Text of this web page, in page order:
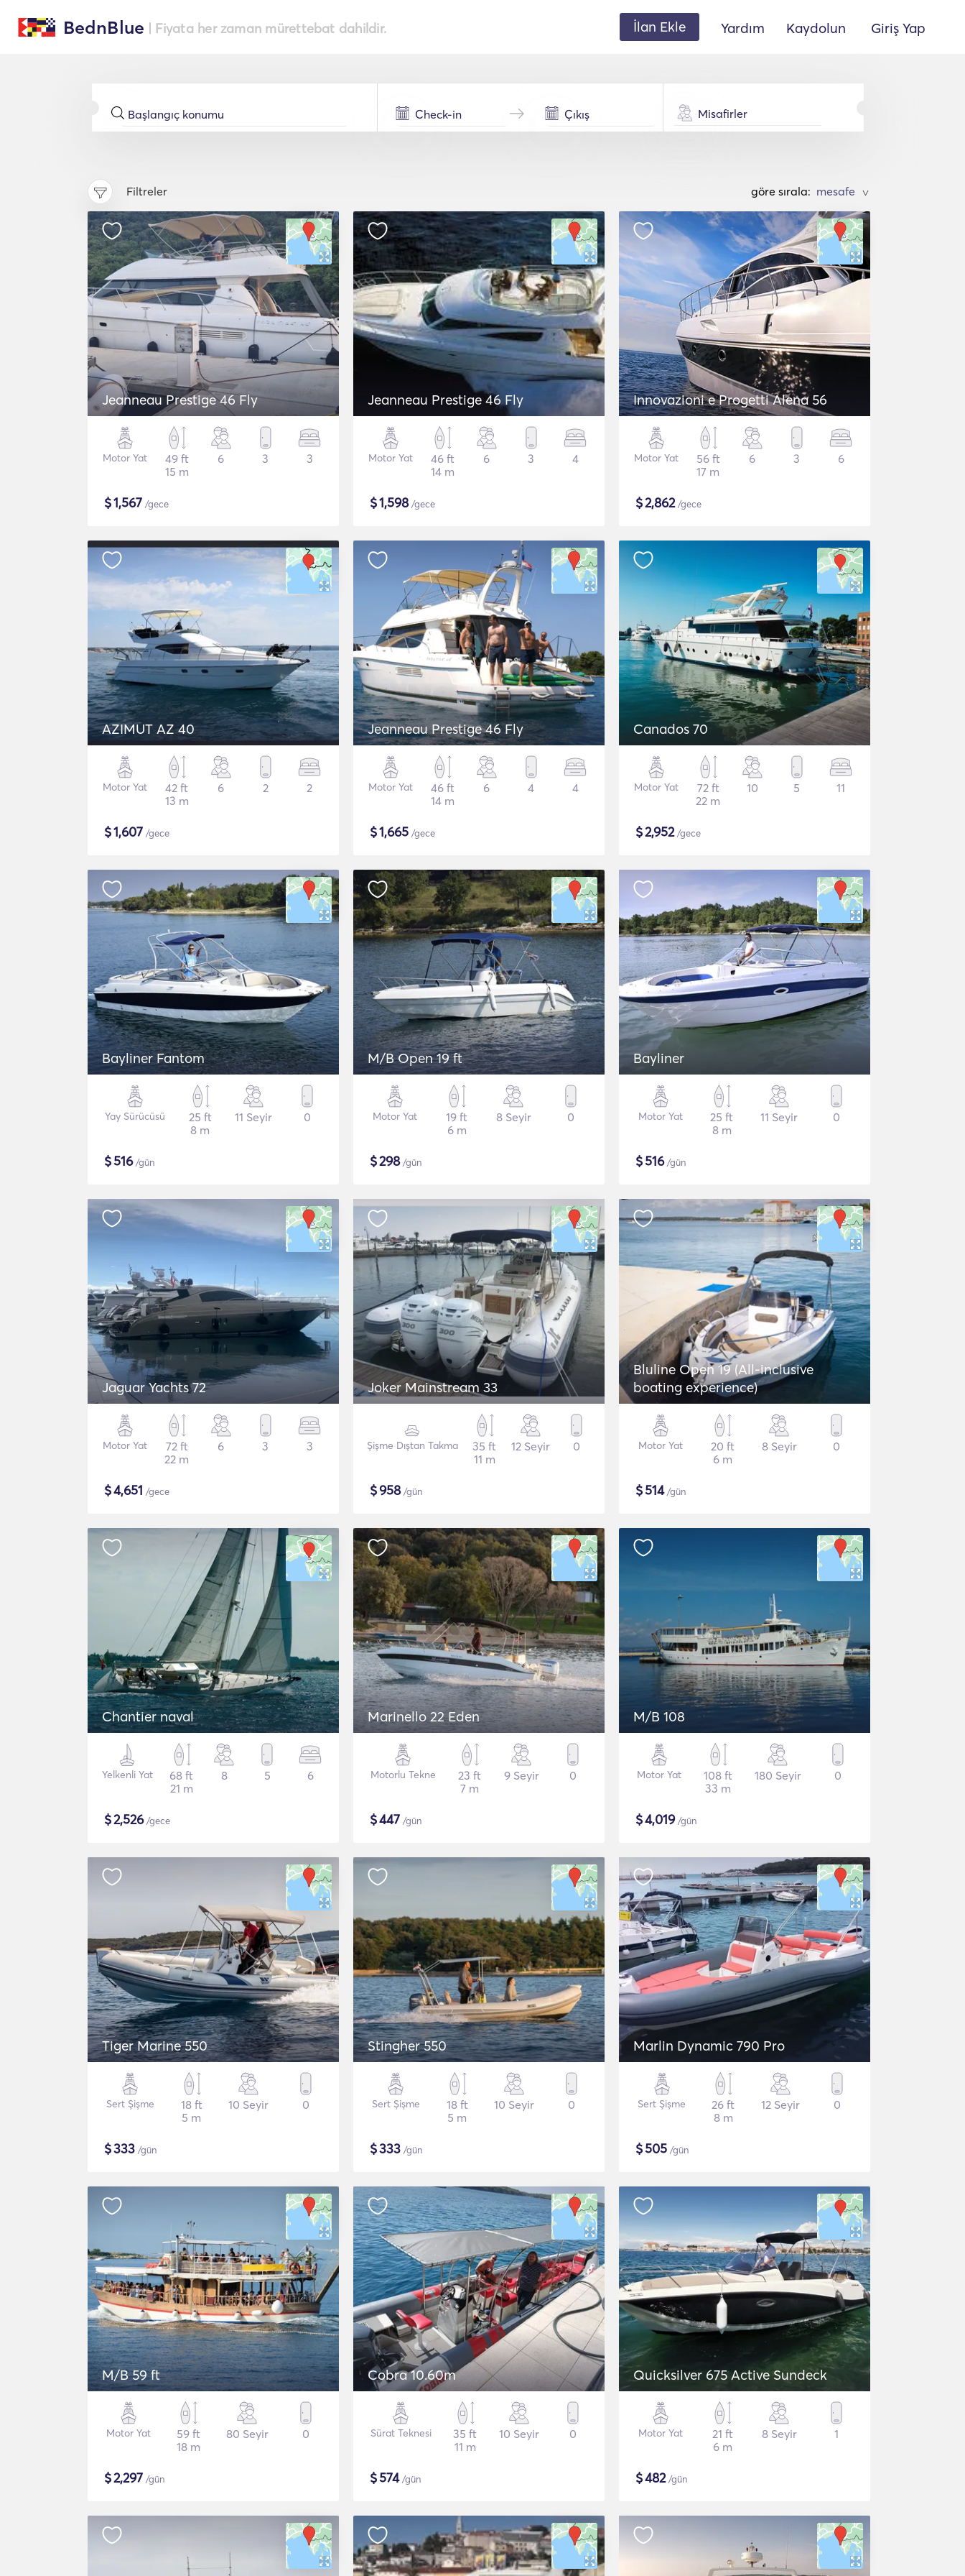
BednBlue | Fiyata her zaman mürettebat dahildir. İlan Ekle Yardım Kaydolun Giriş Yap
Misafirler
Filtreler göre sırala: >
Jeanneau Prestige 46 Fly
Motor Yat
49 ft
15 m
6 3 3
$1,567 /gece
Jeanneau Prestige 46 Fly
Motor Yat
46 ft
14 m
6 3 4
$1,598/gece
Innovazioni e Progetti Alena 56
Motor Yat
56 ft
17 m
6 3 6
$2,862/gece
AZIMUT AZ 40
Motor Yat
42 ft
13 m
6 2 2
$1,607 /gece
Jeanneau Prestige 46 Fly
Motor Yat
46 ft
14 m
6 4 4
$1,665 /gece
Canados 70
Motor Yat
72 ft
22 m
10 5 11
$2,952/gece
Bayliner Fantom
Yay Sürücüsü
25 ft
8 m
11 Seyir 0
$516/gün
M/B Open 19 ft
Motor Yat
19 ft
6 m
8 Seyir 0
$298/gün
Bayliner
Motor Yat
25 ft
8 m
11 Seyir 0
$516/gün
Jaguar Yachts 72
Motor Yat
72 ft
22 m
6 3 3
$4,651 /gece
Joker Mainstream 33
Şişme Dıştan Takma
35 ft
11 m
12 Seyir 0
$958/gün
Bluline Open 19 (All-inclusive
boating experience)
Motor Yat
20 ft
6 m
8 Seyir 0
$514/gün
Chantier naval
Yelkenli Yat
68 ft
21 m
8 5 6
$2,526/gece
Marinello 22 Eden
Motorlu Tekne
23 ft
7 m
9 Seyir 0
$447 /gün
M/B 108
Motor Yat
108 ft
33 m
180 Seyir 0
$4,019/gün
Tiger Marine 550
Sert Şişme
18 ft
5 m
10 Seyir 0
$333 /gün
Stingher 550
Sert Şişme
18 ft
5 m
10 Seyir 0
$333 /gün
Marlin Dynamic 790 Pro
Sert Şişme
26 ft
8 m
12 Seyir 0
$505 /gün
M/B 59 ft
Motor Yat
59 ft
18 m
80 Seyir 0
$2,297 /gün
Cobra 10.60m
Sürat Teknesi
35 ft
11 m
10 Seyir 0
$574/gün
Quicksilver 675 Active Sundeck
Motor Yat
21 ft
6 m
8 Seyir 1
$482/gün